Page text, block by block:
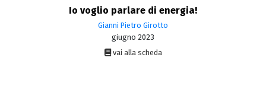
Io voglio parlare di energia!
Gianni Pietro Girotto
giugno 2023
vai alla scheda